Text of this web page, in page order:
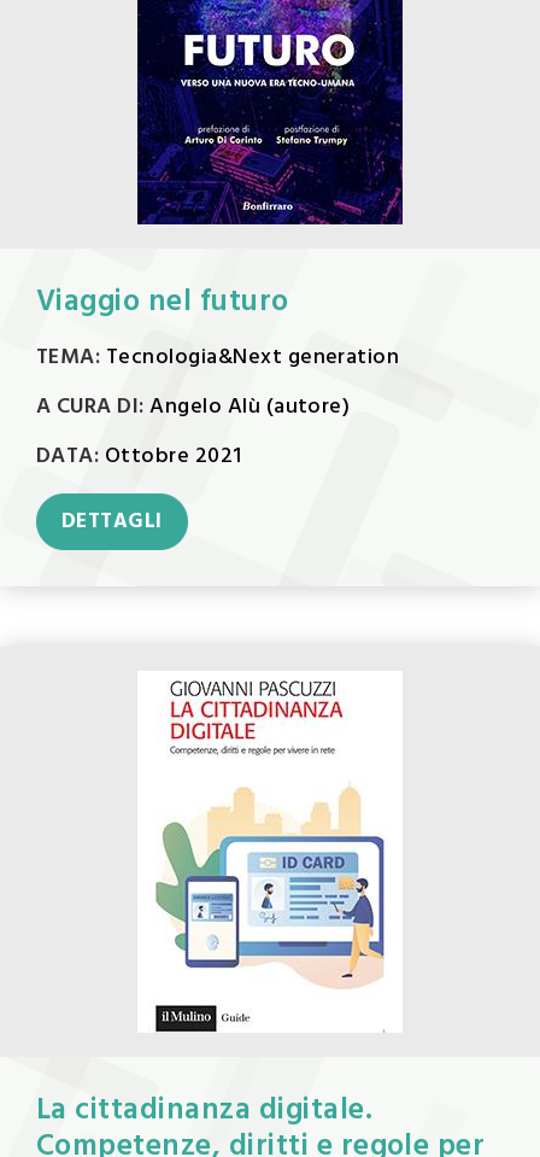
Viaggio nel futuro
TEMA: Tecnologia&Next generation
A CURA DI:Angelo Alù (autore)
DATA: Ottobre 2021
DETTAGLI
La cittadinanza digitale.
Competenze, diritti e regole per